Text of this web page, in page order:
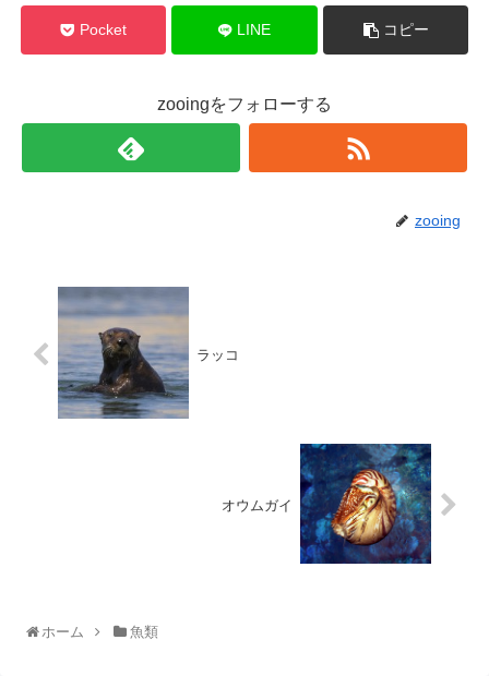
Pocket LINE コピー
zooingをフォローする
zooing
ラッコ
オウムガイ
ホーム 魚類